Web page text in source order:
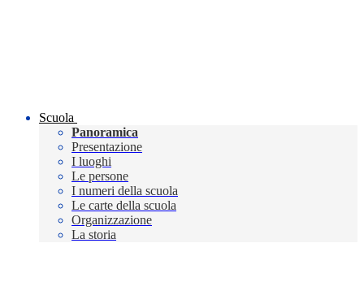
Scuola
Panoramica
Presentazione
I luoghi
Le persone
I numeri della scuola
Le carte della scuola
Organizzazione
La storia